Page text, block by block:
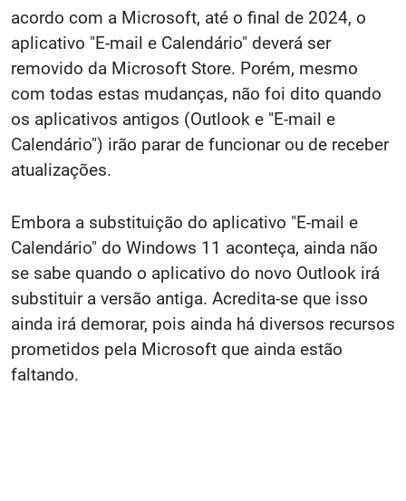
acordo com a Microsoft, até o final de 2024, o
aplicativo "E-mail e Calendário" deverá ser
removido da Microsoft Store. Porém, mesmo
com todas estas mudanças, não foi dito quando
os aplicativos antigos (Outlook e "E-mail e
Calendário") irão parar de funcionar ou de receber
atualizações.
Embora a substituição do aplicativo "E-mail e
Calendário" do Windows 11 aconteça, ainda não
se sabe quando o aplicativo do novo Outlook irá
substituir a versão antiga. Acredita-se que isso
ainda irá demorar, pois ainda há diversos recursos
prometidos pela Microsoft que ainda estão
faltando.